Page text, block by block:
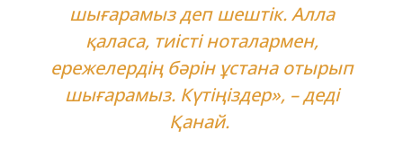
шығарамыз деп шештік. Алла
қаласа, тиісті ноталармен,
ережелердің бәрін ұстана отырып
шығарамыз. Күтіңіздер», – деді
Қанай.